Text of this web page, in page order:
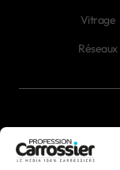
Vitrage
Réseaux